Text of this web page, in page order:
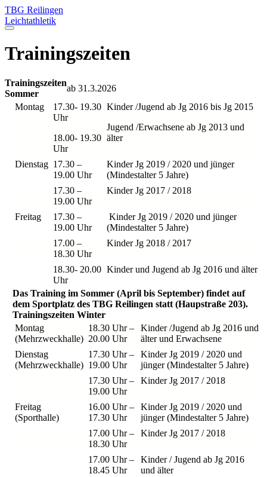
TBG Reilingen
Leichtathletik
Trainingszeiten
Trainingszeiten
Sommer
ab 31.3.2026
Montag
17.30- 19.30
Uhr
18.00- 19.30
Uhr
Kinder /Jugend ab Jg 2016 bis Jg 2015
Jugend /Erwachsene ab Jg 2013 und
älter
Dienstag 17.30 –
19.00 Uhr
Kinder Jg 2019 / 2020 und jünger
(Mindestalter 5 Jahre)
17.30 –
19.00 Uhr
Kinder Jg 2017 / 2018
Freitag
17.30 –
19.00 Uhr
Kinder Jg 2019 / 2020 und jünger
(Mindestalter 5 Jahre)
17.00 –
18.30 Uhr
Kinder Jg 2018 / 2017
18.30- 20.00
Uhr
Kinder und Jugend ab Jg 2016 und älter
Das Training im Sommer (April bis September) findet auf
dem Sportplatz des TBG Reilingen statt (Haupstraße 203).
Trainingszeiten Winter
Montag
(Mehrzweckhalle)
18.30 Uhr –
20.00 Uhr
Kinder /Jugend ab Jg 2016 und
älter und Erwachsene
Dienstag
(Mehrzweckhalle)
17.30 Uhr –
19.00 Uhr
Kinder Jg 2019 / 2020 und
jünger (Mindestalter 5 Jahre)
17.30 Uhr –
19.00 Uhr
Kinder Jg 2017 / 2018
Freitag
(Sporthalle)
16.00 Uhr –
17.30 Uhr
Kinder Jg 2019 / 2020 und
jünger (Mindestalter 5 Jahre)
17.00 Uhr –
18.30 Uhr
Kinder Jg 2017 / 2018
17.00 Uhr –
18.45 Uhr
Kinder / Jugend ab Jg 2016
und älter